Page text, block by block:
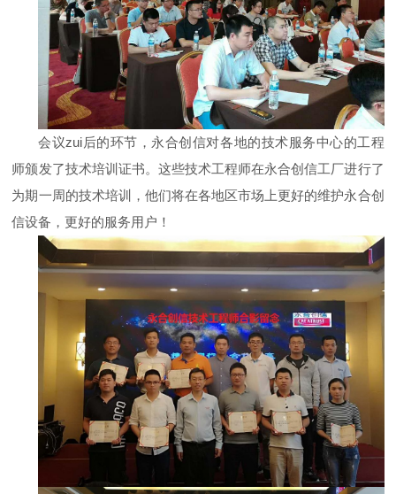
会议zui后的环节，永合创信对各地的技术服务中心的工程
师颁发了技术培训证书。这些技术工程师在永合创信工厂进行了
为期一周的技术培训，他们将在各地区市场上更好的维护永合创
信设备，更好的服务用户！